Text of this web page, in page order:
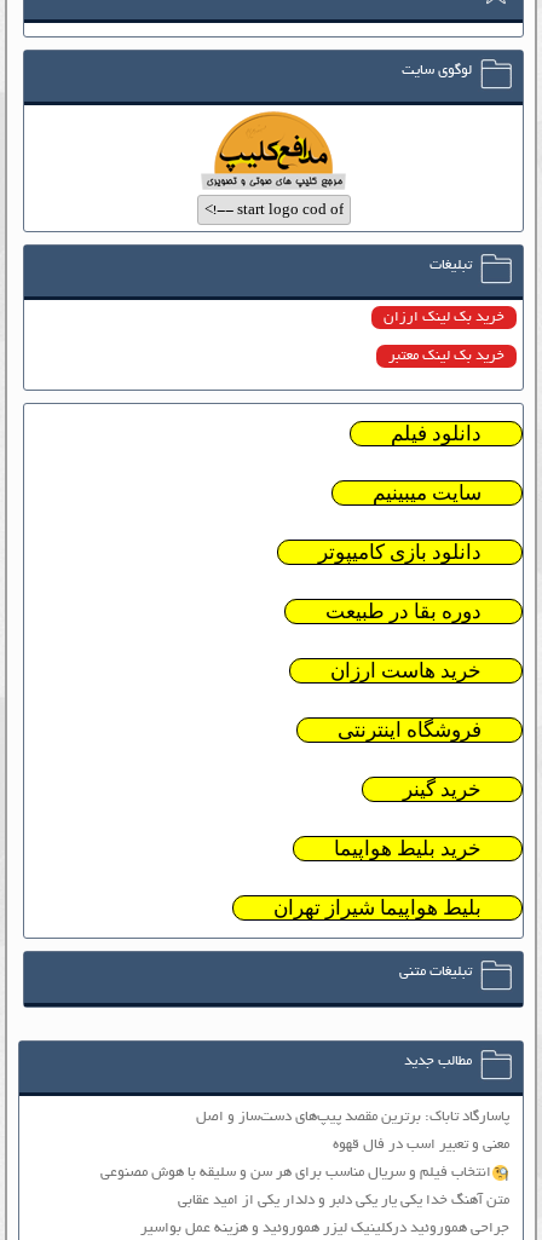
لوگوی سایت
تبلیغات
خرید بک لینک ارزان
خرید بک لینک معتبر
دانلود فیلم
سایت میبینیم
دانلود بازی کامیپوتر
دوره بقا در طبیعت
خرید هاست ارزان
فروشگاه اینترنتی
خرید گینر
خرید بلیط هواپیما
بلیط هواپیما شیراز تهران
تبلیغات متنی
مطالب جدید
پاسارگاد تاباک: برترین مقصد پیپ‌های دست‌ساز و اصل
معنی و تعبیر اسب در فال قهوه
انتخاب فیلم و سریال مناسب برای هر سن و سلیقه با هوش مصنوعی
متن آهنگ خدا یکی یار یکی دلبر و دلدار یکی از امید عقابی
جراحی هموروئید درکلینیک لیزر هموروئید و هزینه عمل بواسیر